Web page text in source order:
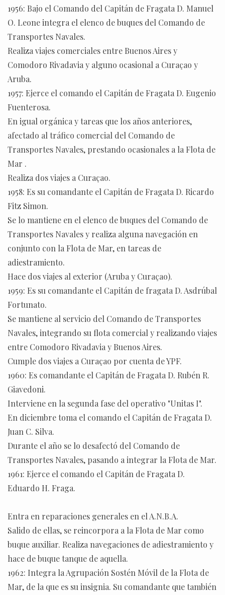
1956: Bajo el Comando del Capitán de Fragata D. Manuel
O. Leone integra el elenco de buques del Comando de
Transportes Navales.
Realiza viajes comerciales entre Buenos Aires y
Comodoro Rivadavia y alguno ocasional a Curaçao y
Aruba.
1957: Ejerce el comando el Capitán de Fragata D. Eugenio
Fuenterosa.
En igual orgánica y tareas que los años anteriores,
afectado al tráfico comercial del Comando de
Transportes Navales, prestando ocasionales a la Flota de
Mar .
Realiza dos viajes a Curaçao.
1958: Es su comandante el Capitán de Fragata D. Ricardo
Fitz Simon.
Se lo mantiene en el elenco de buques del Comando de
Transportes Navales y realiza alguna navegación en
conjunto con la Flota de Mar, en tareas de
adiestramiento.
Hace dos viajes al exterior (Aruba y Curaçao).
1959: Es su comandante el Capitán de fragata D. Asdrúbal
Fortunato.
Se mantiene al servicio del Comando de Transportes
Navales, integrando su flota comercial y realizando viajes
entre Comodoro Rivadavia y Buenos Aires.
Cumple dos viajes a Curaçao por cuenta de YPF.
1960: Es comandante el Capitán de Fragata D. Rubén R.
Giavedoni.
Interviene en la segunda fase del operativo "Unitas I".
En diciembre toma el comando el Capitán de Fragata D.
Juan C. Silva.
Durante el año se lo desafectó del Comando de
Transportes Navales, pasando a integrar la Flota de Mar.
1961: Ejerce el comando el Capitán de Fragata D.
Eduardo H. Fraga.
Entra en reparaciones generales en el A.N.B.A.
Salido de ellas, se reincorpora a la Flota de Mar como
buque auxiliar. Realiza navegaciones de adiestramiento y
hace de buque tanque de aquella.
1962: Integra la Agrupación Sostén Móvil de la Flota de
Mar, de la que es su insignia. Su comandante que también